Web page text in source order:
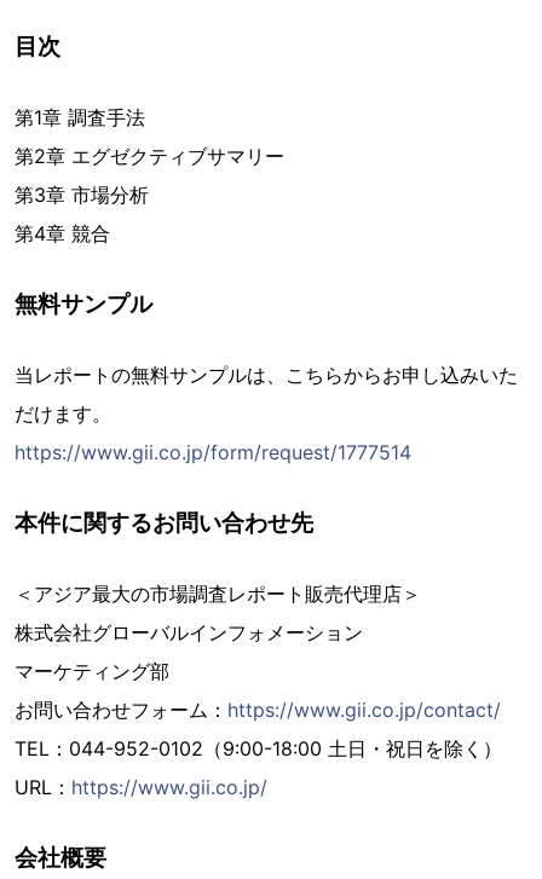
目次
第1章 調査手法
第2章 エグゼクティブサマリー
第3章 市場分析
第4章 競合
無料サンプル
当レポートの無料サンプルは、こちらからお申し込みいた
だけます。
https://www.gii.co.jp/form/request/1777514
本件に関するお問い合わせ先
＜アジア最大の市場調査レポート販売代理店＞
株式会社グローバルインフォメーション
マーケティング部
お問い合わせフォーム： https://www.gii.co.jp/contact/
TEL：044-952-0102（9:00-18:00 土日・祝日を除く）
URL： https://www.gii.co.jp/
会社概要